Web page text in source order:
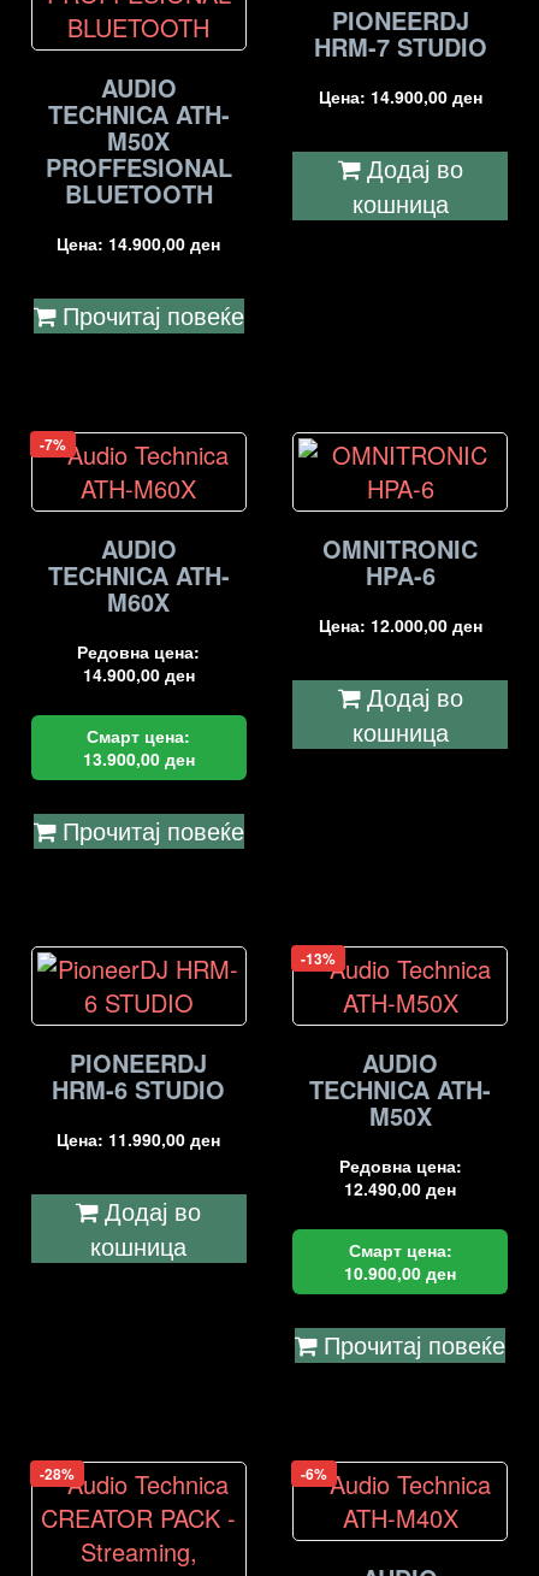
AUDIO
TECHNICA ATH-
M50X
PROFFESIONAL
BLUETOOTH
Цена: 14.900,00ден
Прочитај повеќе
PIONEERDJ
HRM-7 STUDIO
Цена: 14.900,00 ден
Додај во
кошница
-7%
AUDIO
TECHNICA ATH-
M60X
Редовна цена:
14.900,00 ден
Смарт цена:
13.900,00 ден
Прочитај повеќе
OMNITRONIC
HPA-6
Цена: 12.000,00 ден
Додај во
кошница
PIONEERDJ
HRM-6 STUDIO
Цена: 11.990,00ден
Додај во
кошница
-13%
AUDIO
TECHNICA ATH-
M50X
Редовна цена:
12.490,00ден
Смарт цена:
10.900,00ден
Прочитај повеќе
-28% -6%